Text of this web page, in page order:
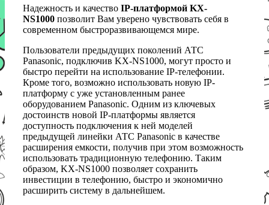
Надежность и качество IP-платформой KX-
NS1000 позволит Вам уверено чувствовать себя в
современном быстроразвивающемся мире.
Пользователи предыдущих поколений АТС
Panasonic, подключив KX-NS1000, могут просто и
быстро перейти на использование IP-телефонии.
Кроме того, возможно использовать новую IP-
платформу с уже установленным ранее
оборудованием Panasonic. Одним из ключевых
достоинств новой IP-платформы является
доступность подключения к ней моделей
предыдущей линейки АТС Panasonic в качестве
расширения емкости, получив при этом возможность
использовать традиционную телефонию. Таким
образом, KX-NS1000 позволяет сохранить
инвестиции в телефонию, быстро и экономично
расширить систему в дальнейшем.